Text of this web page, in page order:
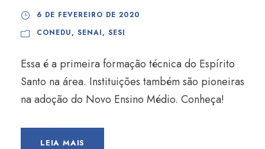
6 DE FEVEREIRO DE 2020
CONEDU, SENAI, SESI
Essa é a primeira formação técnica do Espírito
Santo na área. Instituições também são pioneiras
na adoção do Novo Ensino Médio. Conheça!
LEIA MAIS